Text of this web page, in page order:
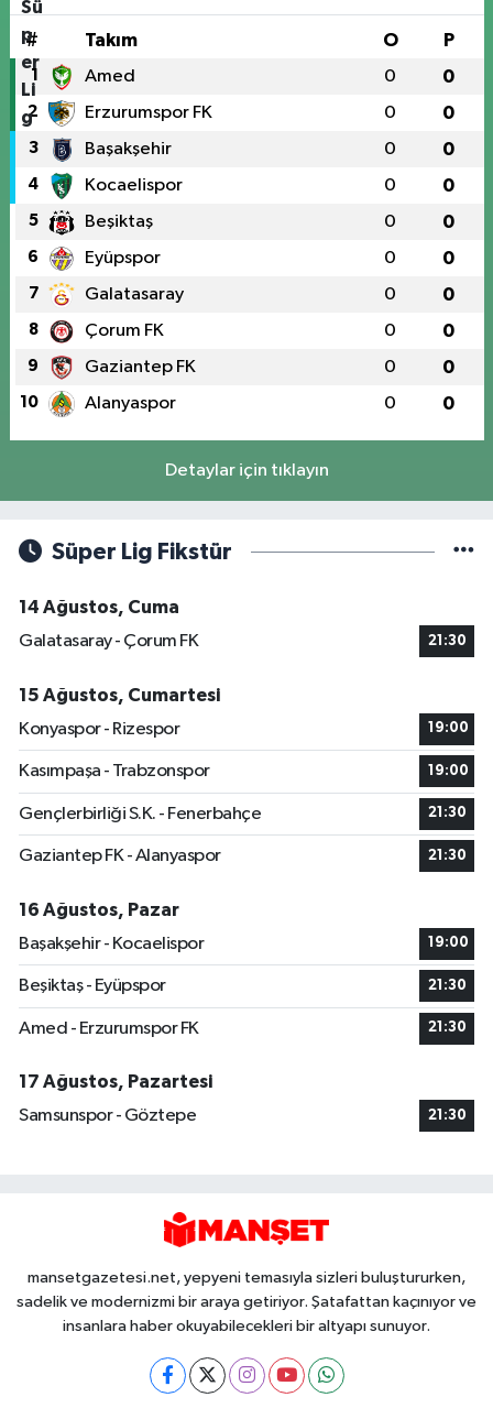
# Takım O P
1 Amed 0 0
2 Erzurumspor FK 0 0
3 Başakşehir 0 0
4 Kocaelispor 0 0
5 Beşiktaş 0 0
6 Eyüpspor 0 0
7 Galatasaray 0 0
8 Çorum FK 0 0
9 Gaziantep FK 0 0
10 Alanyaspor 0 0
Detaylar için tıklayın
Süper Lig Fikstür
14 Ağustos, Cuma
Galatasaray - Çorum FK
21:30
15 Ağustos, Cumartesi
Konyaspor - Rizespor
19:00
Kasımpaşa - Trabzonspor 19:00
Gençlerbirliği S.K. - Fenerbahçe 21:30
Gaziantep FK - Alanyaspor 21:30
16 Ağustos, Pazar
Başakşehir - Kocaelispor
19:00
Beşiktaş - Eyüpspor 21:30
Amed - Erzurumspor FK 21:30
17 Ağustos, Pazartesi
Samsunspor - Göztepe
21:30
mansetgazetesi.net, yepyeni temasıyla sizleri buluştururken,
sadelik ve modernizmi bir araya getiriyor. Şatafattan kaçınıyor ve
insanlara haber okuyabilecekleri bir altyapı sunuyor.